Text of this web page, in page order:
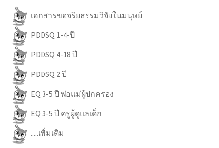
เอกสารขอจริยธรรมวิจัยในมนุษย์
PDDSQ 1-4-ปี
PDDSQ 4-18 ปี
PDDSQ 2 ปี
EQ 3-5 ปี พ่อแม่ผู้ปกครอง
EQ 3-5 ปี ครูผู้ดูแลเด็ก
.....เพิ่มเติม